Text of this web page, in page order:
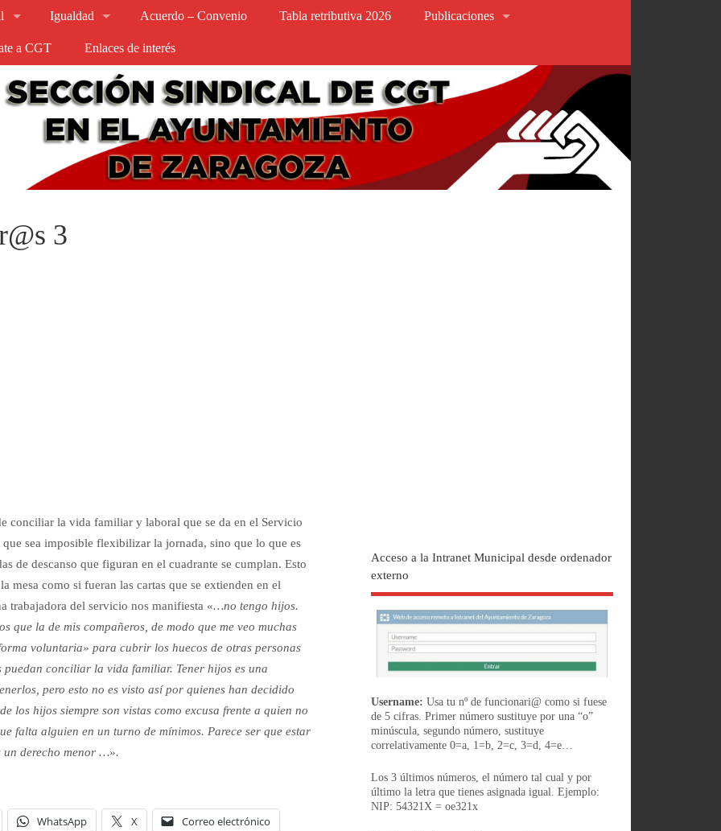
Igualdad Acuerdo – Convenio Tabla retributiva 2026 Publicaciones
a CGT Enlaces de interés
3
conciliar la vida familiar y laboral que se da en el Servicio
sea imposible flexibilizar la jornada, sino que lo que es
de descanso que figuran en el cuadrante se cumplan. Esto
mesa como si fueran las cartas que se extienden en el
trabajadora del servicio nos manifiesta «…no tengo hijos.
que la de mis compañeros, de modo que me veo muchas
voluntaria» para cubrir los huecos de otras personas
puedan conciliar la vida familiar. Tener hijos es una
pero esto no es visto así por quienes han decidido
los hijos siempre son vistas como excusa frente a quien no
falta alguien en un turno de mínimos. Parece ser que estar
un derecho menor …».
WhatsApp X Correo electrónico
Acceso a la Intranet Municipal desde ordenador
externo
Username: Usa tu nº de funcionari@ como si fuese
de 5 cifras. Primer número sustituye por una “o”
minúscula, segundo número, sustituye
correlativamente 0=a, 1=b, 2=c, 3=d, 4=e…
Los 3 últimos números, el número tal cual y por
último la letra que tienes asignada igual. Ejemplo:
NIP: 54321X = oe321x